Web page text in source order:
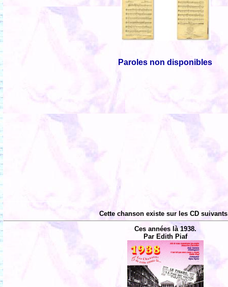
Paroles non disponibles
Cette chanson existe sur les CD
Ces années là 1938.
Par Edith Piaf